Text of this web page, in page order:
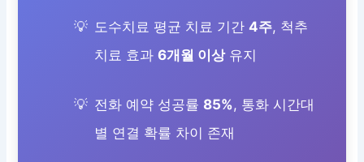
도수치료 평균 치료 기간4주, 척추
치료 효과6개월 이상유지
전화 예약 성공률 85%, 통화 시간대
별 연결 확률 차이 존재